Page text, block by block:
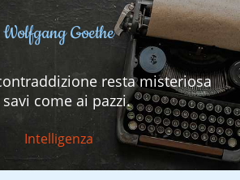
Wolfgang Goethe
resta misteriosa
come ai pazzi.
Intelligenza